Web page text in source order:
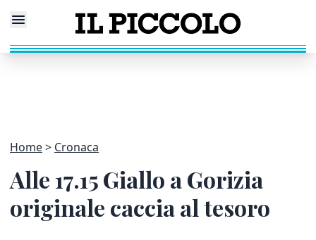
Home Cronaca
Alle 17.15 Giallo a Gorizia
originale caccia al tesoro